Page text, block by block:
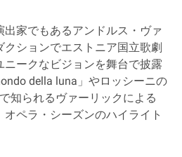
家でもあるアンドルス・ヴァ
ションでエストニア国立歌劇
ークなビジョンを舞台で披露
della luna」やロッシーニの
知られるヴァーリックによる
オペラ・シーズンのハイライト